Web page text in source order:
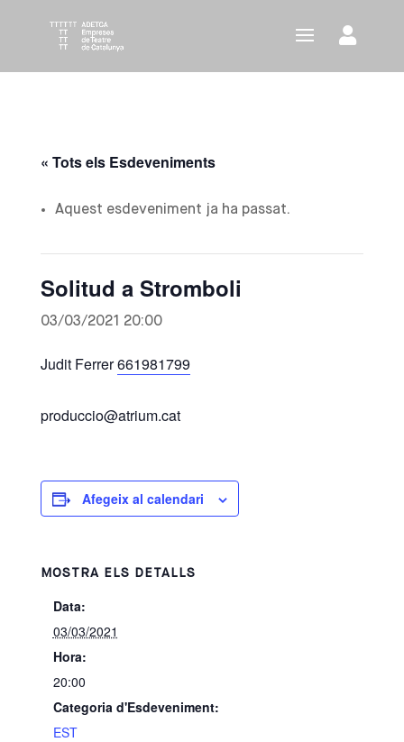
« Tots els Esdeveniments
Aquest esdeveniment ja ha passat.
Solitud a Stromboli
03/03/2021 20:00
Judit Ferrer661981799
produccio@atrium.cat
Afegeix al calendari
MOSTRA ELS DETALLS
Data:
03/03/2021
Hora:
20:00
Categoria d'Esdeveniment:
EST